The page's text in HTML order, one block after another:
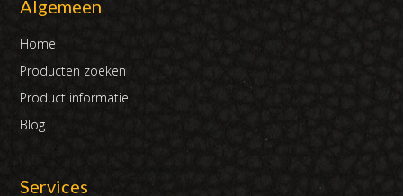
Algemeen
Home
Producten zoeken
Product informatie
Blog
Services